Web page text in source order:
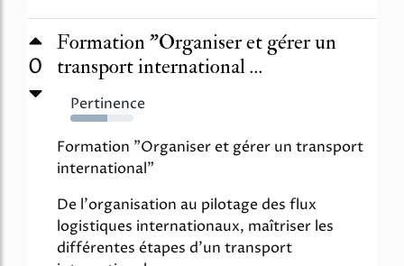
0
Formation "Organiser et gérer un
transport international ...
Pertinence
59%
Formation "Organiser et gérer un transport
international"
De l'organisation au pilotage des flux
logistiques internationaux, maîtriser les
différentes étapes d'un transport